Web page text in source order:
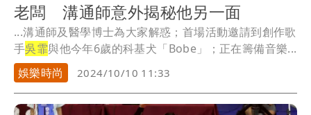
老闆 溝通師意外揭秘他另一面
...溝通師及醫學博士為大家解惑；首場活動邀請到創作歌
手吳霏與他今年6歲的科基犬「Bobe」；正在籌備音樂...
娛樂時尚
2024/10/10 11:33